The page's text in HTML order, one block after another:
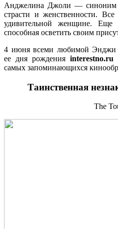
Анджелина Джоли — синоним
страсти и женственности.
удивительной женщине. Еще
способная осветить своим
4 июня всеми любимой Энджи
ее дня рождения interestno.ru
самых запоминающихся
Таинственная
The